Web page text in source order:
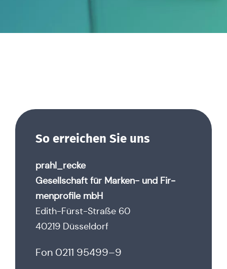
So errei­chen Sie uns
prahl_recke
Gesell­schaft für Marken- und Fir­
men­pro­fi­le mbH
Edith-Fürst-Straße 60
40219 Düsseldorf
Fon 0211 95499–9